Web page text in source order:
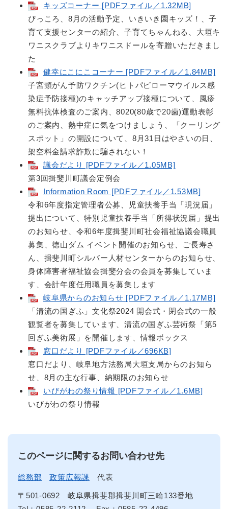
キッズコーナー [PDFファイル／1.32MB]
ぴっころ、8月の活動予定、いきいき園キッズ！、子
育て支援センターの紹介、子育てちゃんねる、大垣キ
ワニスクラブよりキワニスドールを寄贈いただきまし
た
健幸にこにこコーナー [PDFファイル／1.84MB]
子宮頸がん予防ワクチン(ヒトパピローマウイルス感
染症予防接種)のキャッチアップ接種について、風疹
無料抗体検査のご案内、8020(80歳で20歯)運動表彰
のご案内、熱中症に気をつけましょう、「クーリング
スポット」の開設について、8月31日はやさいの日、
架空料金請求詐欺に騙されない！
議会だより [PDFファイル／1.05MB]
第3回揖斐川町議会定例会
Information Room [PDFファイル／1.53MB]
令和6年度指定管理者公募、児童扶養手当「現況届」
提出について、特別児童扶養手当「所得状況届」提出
のお知らせ、令和6年度揖斐川町社会福祉協議会職員
募集、徳山ダム イベント開催のお知らせ、ご長寿さ
ん、揖斐川町シルバー人材センターからのお知らせ、
身体障害者福祉協会揖斐分会の会員を募集していま
す、会計年度任用職員を募集します
岐阜県からのお知らせ [PDFファイル／1.17MB]
「清流の国ぎふ」文化祭2024 開会式・閉会式の一般
観覧者を募集しています、清流の国ぎふ芸術祭「第5
回ぎふ美術展」を開催します、情報ボックス
窓口だより [PDFファイル／696KB]
窓口だより、岐阜地方法務局大垣支局からのお知ら
せ、8月の主な行事、納期限のお知らせ
いびがわの祭り情報 [PDFファイル／1.6MB]
いびがわの祭り情報
このページに関するお問い合わせ先
総務部 政策広報課 代表
〒501-0692
岐阜県揖斐郡揖斐川町三輪133番地